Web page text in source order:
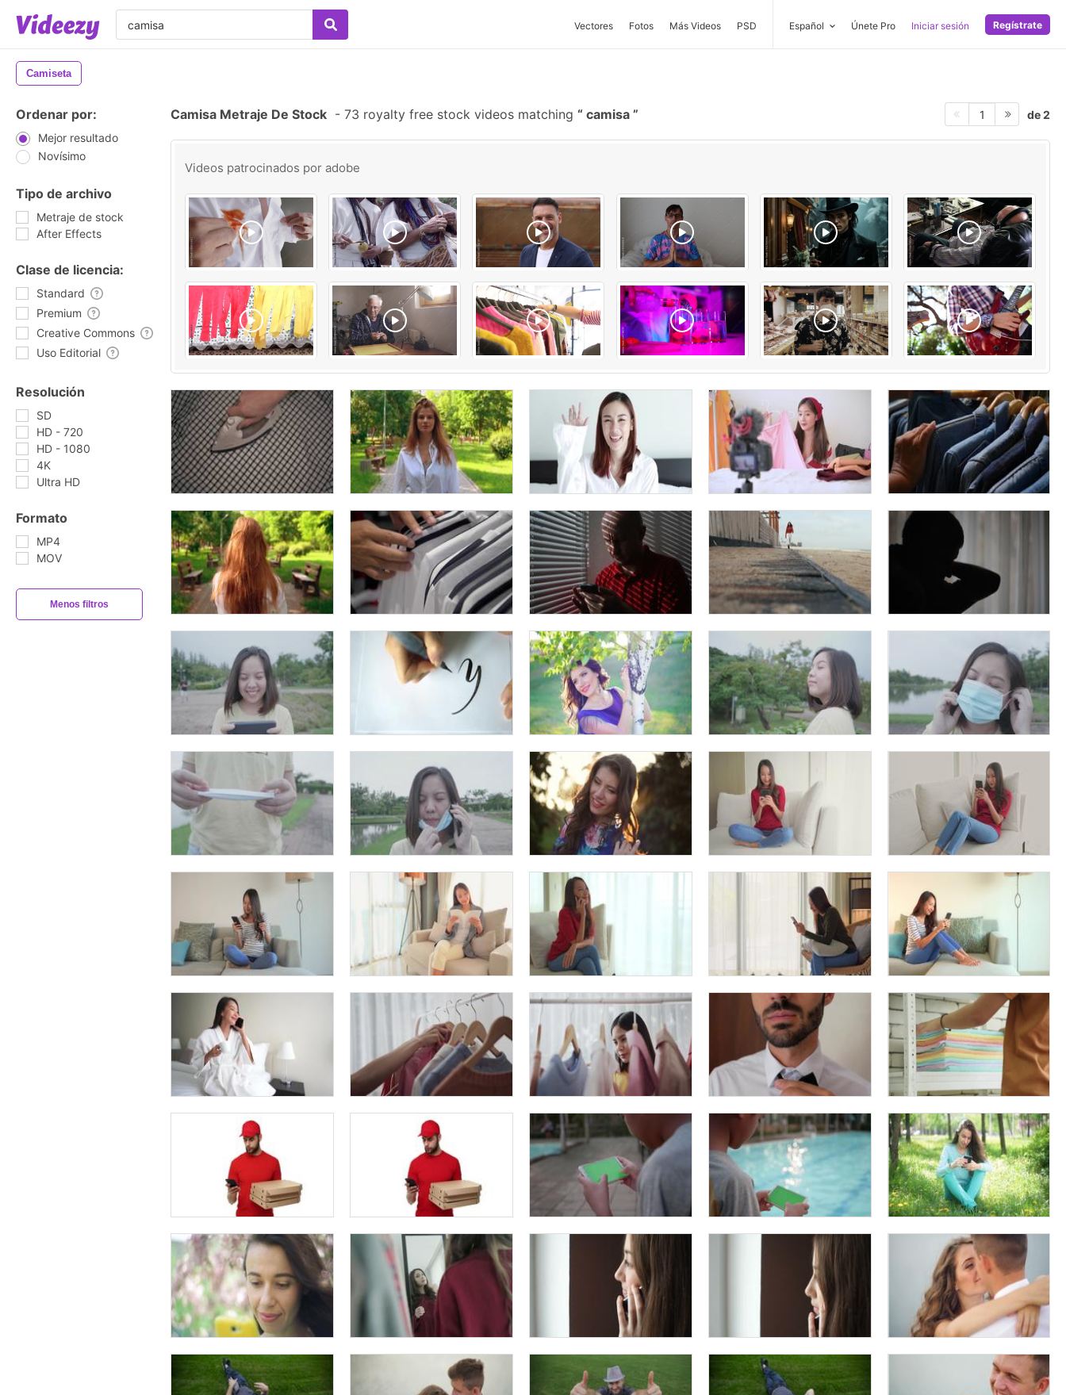
Vectores Fotos Más Videos PSD Español Únete Pro Iniciar sesión Regístrate
Camiseta
Ordenar por:
Mejor resultado
Novísimo
Tipo de archivo
Metraje de stock
After Effects
Clase de licencia:
Standard
Premium
Creative Commons
Uso Editorial
Resolución
SD
HD - 720
HD - 1080
4K
Ultra HD
Formato
MP4
MOV
Menos filtros
Camisa Metraje De Stock - 73 royalty free stock videos matching camisa 1 de 2
Videos patrocinados por adobe